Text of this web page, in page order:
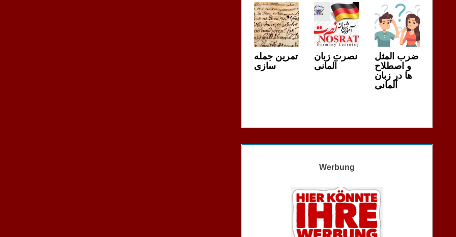
تمرین جمله
سازی
نصرت زبان
آلمانی
ضرب المثل
و اصطلاح
ها در زبان
آلمانی
Werbung